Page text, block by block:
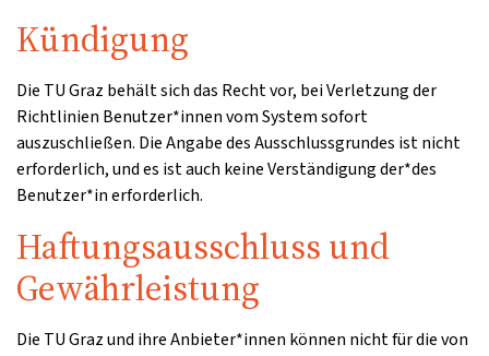
Kündigung
Die TU Graz behält sich das Recht vor, bei Verletzung der
Richtlinien Benutzer*innen vom System sofort
auszuschließen. Die Angabe des Ausschlussgrundes ist nicht
erforderlich, und es ist auch keine Verständigung der*des
Benutzer*in erforderlich.
Haftungsausschluss und
Gewährleistung
Die TU Graz und ihre Anbieter*innen können nicht für die von